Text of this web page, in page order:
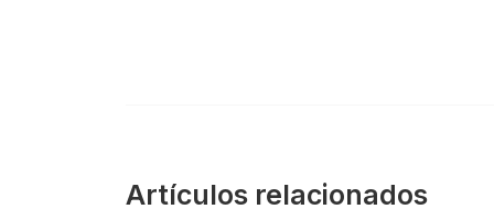
Artículos relacionados